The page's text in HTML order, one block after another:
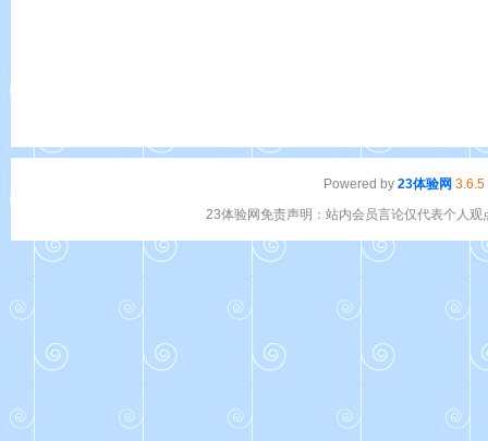
Powered by 23体验网 3.6.5
23体验网免责声明：站内会员言论仅代表个人